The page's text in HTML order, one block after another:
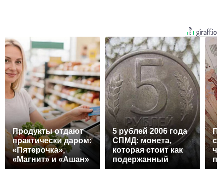
Продукты отдают
практически даром:
«Пятерочка»,
«Магнит» и «Ашан»
5 рублей 2006 года
СПМД: монета,
которая стоит как
подержанный